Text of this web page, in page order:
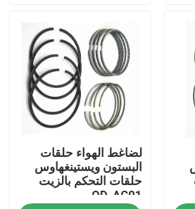
لضاغط الهواء حلقات
البستون ويستينغهاوس
حلقات التحكم بالزيت
OD-AC01